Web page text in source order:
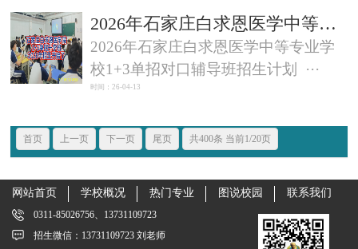
2026年石家庄白求恩医学中等专业学校1+3单招对口辅导班招生计划
2026年石家庄白求恩医学中等专业学
校1+3单招对口辅导班招生计划 ···
时间：26-04-13
首页 上一页 下一页 尾页 共400条 当前1/20页
网站首页 学校概况 热门专业 图说校园 联系我们
0311-85026756、13731109723
招生微信：13731109723 刘老师